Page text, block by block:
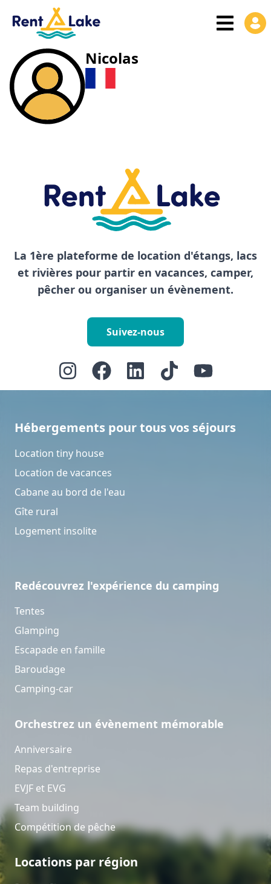
Nicolas
La 1ère plateforme de location d'étangs, lacs
et rivières pour partir en vacances, camper,
pêcher ou organiser un évènement.
Suivez-nous
Hébergements pour tous vos séjours
Location tiny house
Location de vacances
Cabane au bord de l'eau
Gîte rural
Logement insolite
Redécouvrez l'expérience du camping
Tentes
Glamping
Escapade en famille
Baroudage
Camping-car
Orchestrez un évènement mémorable
Anniversaire
Repas d'entreprise
EVJF et EVG
Team building
Compétition de pêche
Locations par région